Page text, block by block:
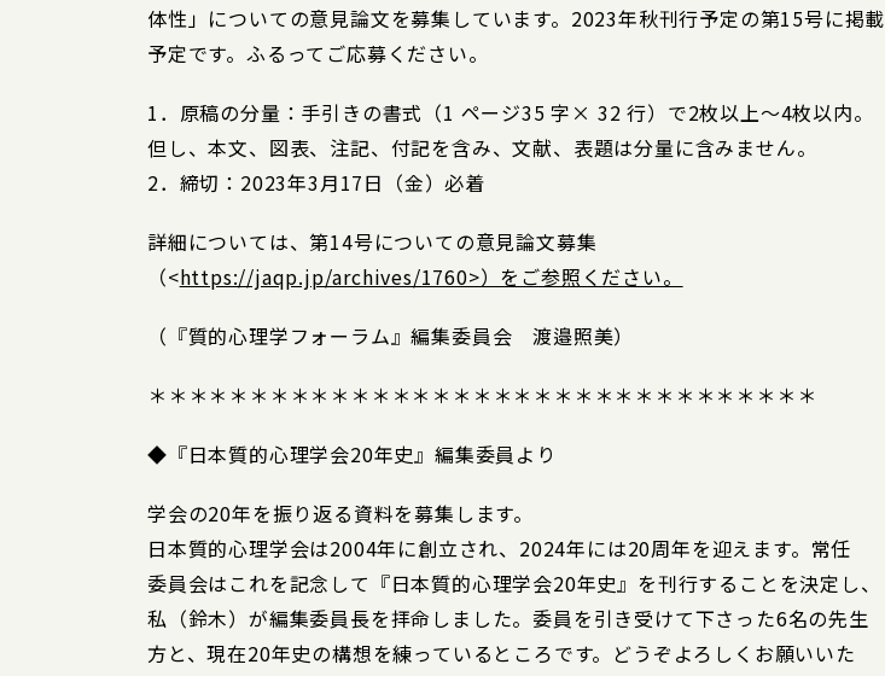
体性」についての意見論文を募集しています。2023年秋刊行予定の第15号に掲載
予定です。ふるってご応募ください。
1．原稿の分量：手引きの書式（1 ページ35 字× 32 行）で2枚以上～4枚以内。
但し、本文、図表、注記、付記を含み、文献、表題は分量に含みません。
2．締切：2023年3月17日（金）必着
詳細については、第14号についての意見論文募集
（<https://jaqp.jp/archives/1760>）をご参照ください。
（『質的心理学フォーラム』編集委員会 渡邉照美）
＊＊＊＊＊＊＊＊＊＊＊＊＊＊＊＊＊＊＊＊＊＊＊＊＊＊＊＊＊＊＊＊＊
◆『日本質的心理学会20年史』編集委員より
学会の20年を振り返る資料を募集します。
日本質的心理学会は2004年に創立され、2024年には20周年を迎えます。常任
委員会はこれを記念して『日本質的心理学会20年史』を刊行することを決定し、
私（鈴木）が編集委員長を拝命しました。委員を引き受けて下さった6名の先生
方と、現在20年史の構想を練っているところです。どうぞよろしくお願いいた